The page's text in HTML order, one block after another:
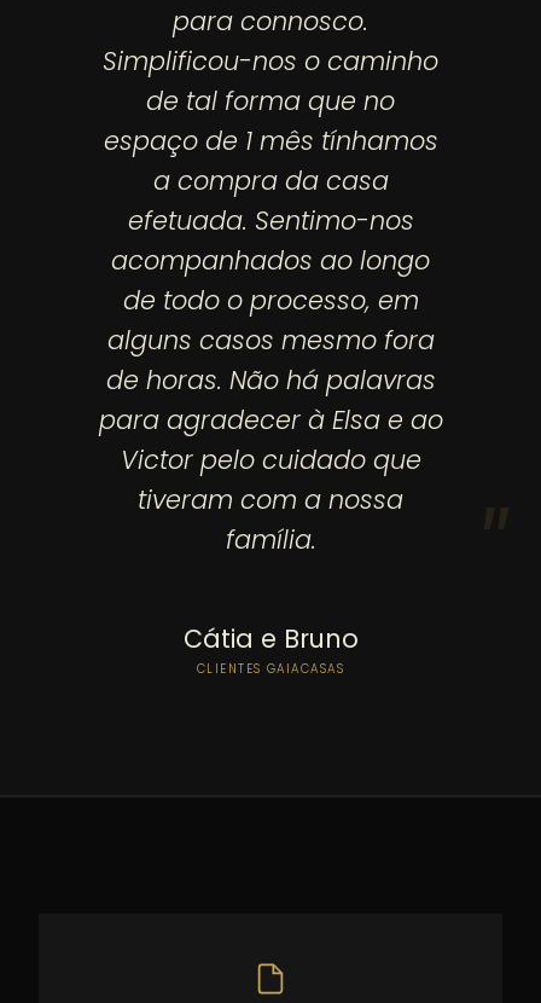
para connosco.
Simplificou-nos o caminho
de tal forma que no
espaço de 1 mês tínhamos
a compra da casa
efetuada. Sentimo-nos
acompanhados ao longo
de todo o processo, em
alguns casos mesmo fora
de horas. Não há palavras
para agradecer à Elsa e ao
Victor pelo cuidado que
tiveram com a nossa
família.
Cátia e Bruno
CLIENTES GAIACASAS